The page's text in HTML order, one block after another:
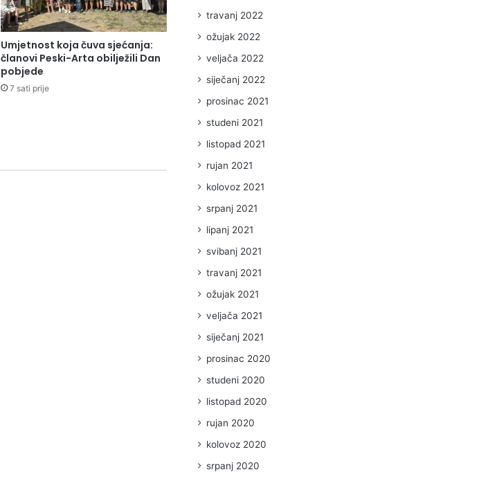
Umjetnost koja čuva sjećanja:
članovi Peski-Arta obilježili Dan
pobjede
7 sati prije
travanj 2022
ožujak 2022
veljača 2022
siječanj 2022
prosinac 2021
studeni 2021
listopad 2021
rujan 2021
kolovoz 2021
srpanj 2021
lipanj 2021
svibanj 2021
travanj 2021
ožujak 2021
veljača 2021
siječanj 2021
prosinac 2020
studeni 2020
listopad 2020
rujan 2020
kolovoz 2020
srpanj 2020